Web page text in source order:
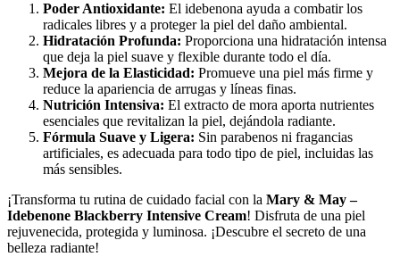
Poder Antioxidante: El idebenona ayuda a combatir los
radicales libres y a proteger la piel del daño ambiental.
Hidratación Profunda: Proporciona una hidratación intensa
que deja la piel suave y flexible durante todo el día.
Mejora de la Elasticidad: Promueve una piel más firme y
reduce la apariencia de arrugas y líneas finas.
Nutrición Intensiva: El extracto de mora aporta nutrientes
esenciales que revitalizan la piel, dejándola radiante.
Fórmula Suave y Ligera: Sin parabenos ni fragancias
artificiales, es adecuada para todo tipo de piel, incluidas las
más sensibles.
¡Transforma tu rutina de cuidado facial con la Mary & May –
Idebenone Blackberry Intensive Cream! Disfruta de una piel
rejuvenecida, protegida y luminosa. ¡Descubre el secreto de una
belleza radiante!